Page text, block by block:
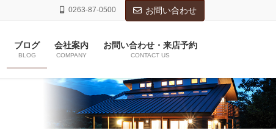
0263-87-0500 お問い合わせ
ブログ
BLOG
会社案内
COMPANY
お問い合わせ・来店予約
CONTACT US